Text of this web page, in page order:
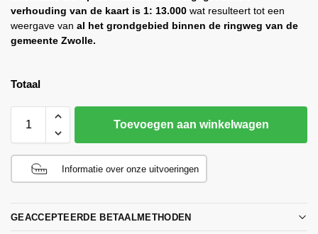
verhouding van de kaart is 1: 13.000 wat resulteert tot een
weergave van al het grondgebied binnen de ringweg van de
gemeente Zwolle.
Totaal
Toevoegen aan winkelwagen
Informatie over onze uitvoeringen
GEACCEPTEERDE BETAALMETHODEN